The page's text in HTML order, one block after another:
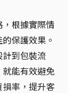
根據實際情
保護效果。
到包裝流
能有效避免
率，提升客